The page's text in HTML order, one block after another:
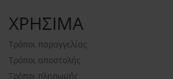
ΧΡΗΣΙΜΑ
Τρόποι παραγγελίας
Τρόποι αποστολής
Τρόποι πληρωμής